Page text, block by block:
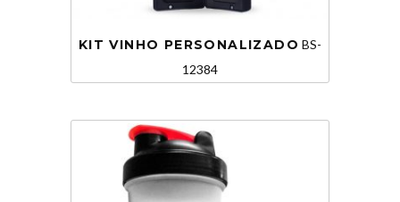
KIT VINHO PERSONALIZADO BS-
12384